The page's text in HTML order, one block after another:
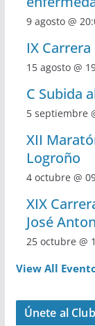
9 agosto @
IX
15 agosto @
C Subida
5 septiembre
XII
Logroño
4 octubre @
XIX
José
25 octubre @
View All
Únete al Club